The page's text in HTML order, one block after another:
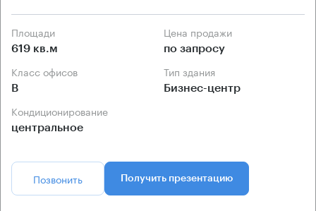
Площади
619 кв.м
Цена продажи
по запросу
Класс офисов
B
Тип здания
Бизнес-центр
Кондиционирование
центральное
Позвонить Получить презентацию